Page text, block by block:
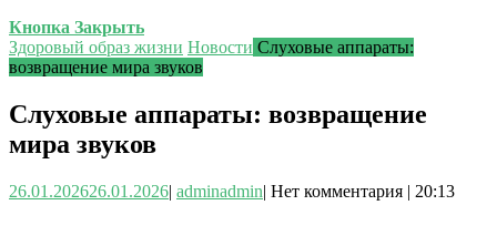
Кнопка Закрыть
Здоровый образ жизни Новости Слуховые аппараты:
возвращение мира звуков
Слуховые аппараты: возвращение
мира звуков
26.01.202626.01.2026| adminadmin| Нет комментария | 20:13